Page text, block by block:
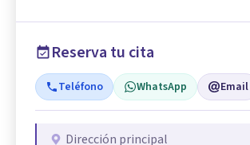
Reserva tu cita
Teléfono WhatsApp Email
Dirección principal